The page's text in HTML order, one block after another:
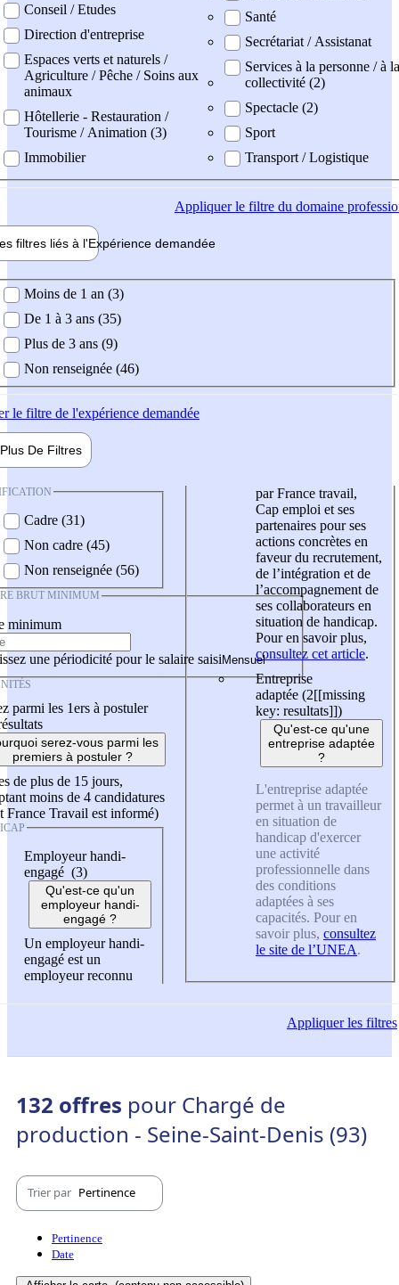
Conseil / Etudes
Direction d'entreprise
Espaces verts et naturels /
Agriculture / Pêche / Soins aux
animaux
Hôtellerie - Restauration /
Tourisme / Animation (3)
Immobilier
Santé
Secrétariat / Assistanat
Services à la personne / à la
collectivité (2)
Spectacle (2)
Sport
Transport / Logistique
Appliquerle filtre du domaine
filtres liés à l'Expérience demandée
demandée
Moins de 1 an (3)
De 1 à 3 ans (35)
Plus de 3 ans (9)
Non renseignée (46)
le filtre de l'expérience demandée
Plus De Filtres
Cadre (31)
Non cadre (45)
Non renseignée (56)
BRUT MINIMUM
minimum
une périodicité pour le salaire saisi
parmi les 1ers à postuler
serez-vous parmi les
premiers à postuler ?
de plus de 15 jours,
moins de 4 candidatures
France Travail est informé)
Employeur handi-
engagé (3)
Qu'est-ce qu'un
employeur handi-
engagé ?
Un employeur handi-
engagé est un
employeur reconnu
par France travail,
Cap emploi et ses
partenaires pour ses
actions concrètes en
faveur du recrutement,
de l’intégration et de
l’accompagnement de
ses collaborateurs en
situation de handicap.
Pour en savoir plus,
consultez cet article.
Entreprise
adaptée (2[[missing
key: resultats]])
Qu'est-ce qu'une
entreprise adaptée
?
L'entreprise adaptée
permet à un travailleur
en situation de
handicap d'exercer
une activité
professionnelle dans
des conditions
adaptées à ses
capacités. Pour en
savoir plus, consultez
le site de l’UNEA.
Appliquerles filtres
132 offres pour Chargé de
production - Seine-Saint-Denis (93)
Trier par Pertinence
Pertinence
Date